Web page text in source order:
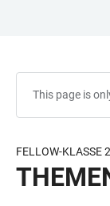
This page is
FELLOW-KLASSE